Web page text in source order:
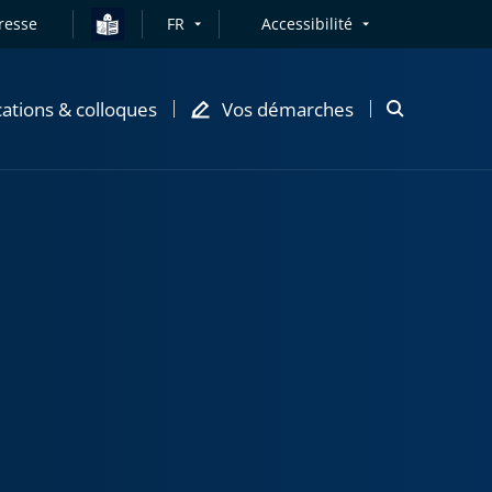
FR Accessibilité
& colloques Vos démarches
Ouvrir